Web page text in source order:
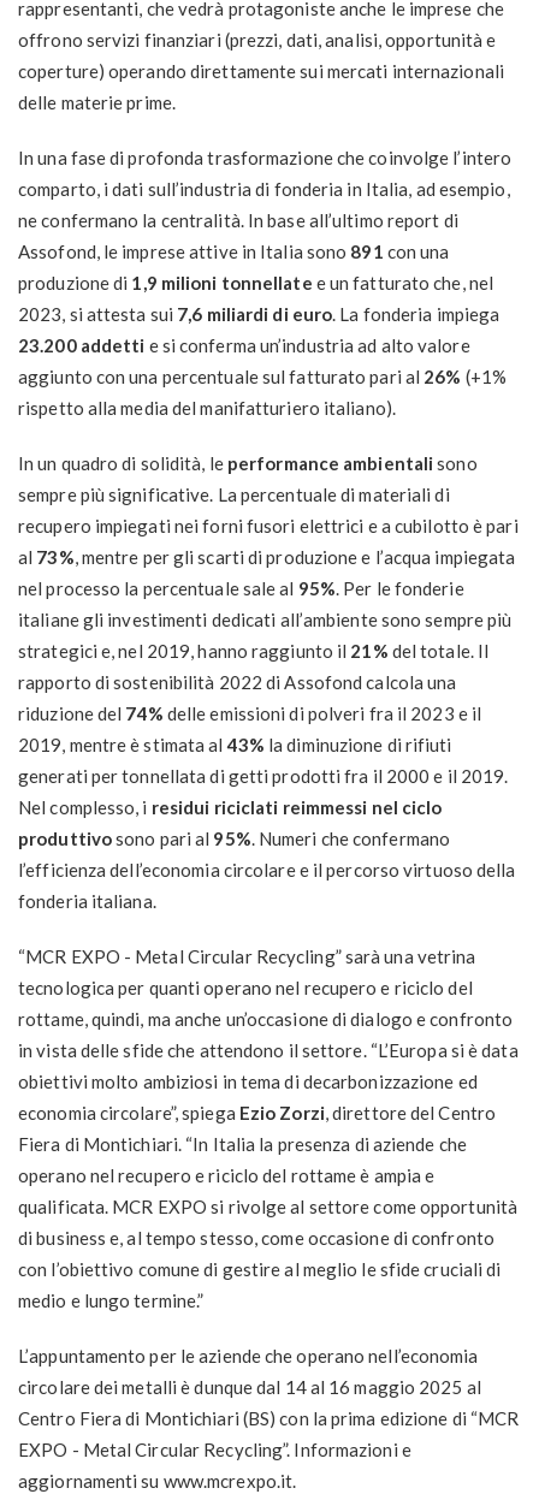
rappresentanti, che vedrà protagoniste anche le imprese che
offrono servizi finanziari (prezzi, dati, analisi, opportunità e
coperture) operando direttamente sui mercati internazionali
delle materie prime.
In una fase di profonda trasformazione che coinvolge l’intero
comparto, i dati sull’industria di fonderia in Italia, ad esempio,
ne confermano la centralità. In base all’ultimo report di
Assofond, le imprese attive in Italia sono 891 con una
produzione di 1,9 milioni tonnellate e un fatturato che, nel
2023, si attesta sui 7,6 miliardi di euro. La fonderia impiega
23.200 addetti e si conferma un’industria ad alto valore
aggiunto con una percentuale sul fatturato pari al 26% (+1%
rispetto alla media del manifatturiero italiano).
In un quadro di solidità, le performance ambientali sono
sempre più significative. La percentuale di materiali di
recupero impiegati nei forni fusori elettrici e a cubilotto è pari
al 73%, mentre per gli scarti di produzione e l’acqua impiegata
nel processo la percentuale sale al 95%. Per le fonderie
italiane gli investimenti dedicati all’ambiente sono sempre più
strategici e, nel 2019, hanno raggiunto il 21% del totale. Il
rapporto di sostenibilità 2022 di Assofond calcola una
riduzione del 74% delle emissioni di polveri fra il 2023 e il
2019, mentre è stimata al43% la diminuzione di rifiuti
generati per tonnellata di getti prodotti fra il 2000 e il 2019.
Nel complesso, i residui riciclati reimmessi nel ciclo
produttivosono pari al 95%. Numeri che confermano
l’efficienza dell’economia circolare e il percorso virtuoso della
fonderia italiana.
“MCR EXPO - Metal Circular Recycling” sarà una vetrina
tecnologica per quanti operano nel recupero e riciclo del
rottame, quindi, ma anche un’occasione di dialogo e confronto
in vista delle sfide che attendono il settore. “L’Europa si è data
obiettivi molto ambiziosi in tema di decarbonizzazione ed
economia circolare”, spiega Ezio Zorzi, direttore del Centro
Fiera di Montichiari. “In Italia la presenza di aziende che
operano nel recupero e riciclo del rottame è ampia e
qualificata. MCR EXPO si rivolge al settore come opportunità
di business e, al tempo stesso, come occasione di confronto
con l’obiettivo comune di gestire al meglio le sfide cruciali di
medio e lungo termine.”
L’appuntamento per le aziende che operano nell’economia
circolare dei metalli è dunque dal 14 al 16 maggio 2025 al
Centro Fiera di Montichiari (BS) con la prima edizione di “MCR
EXPO - Metal Circular Recycling”. Informazioni e
aggiornamenti su www.mcrexpo.it.